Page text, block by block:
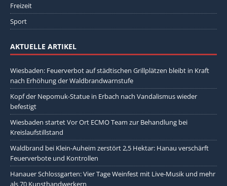
Freizeit
Sport
AKTUELLE ARTIKEL
Wiesbaden: Feuerverbot auf städtischen Grillplätzen bleibt in Kraft
nach Erhöhung der Waldbrandwarnstufe
Kopf der Nepomuk-Statue in Erbach nach Vandalismus wieder
befestigt
Wiesbaden startet Vor Ort ECMO Team zur Behandlung bei
Kreislaufstillstand
Waldbrand bei Klein-Auheim zerstört 2,5 Hektar: Hanau verschärft
Feuerverbote und Kontrollen
Hanauer Schlossgarten: Vier Tage Weinfest mit Live-Musik und mehr
als 70 Kunsthandwerkern